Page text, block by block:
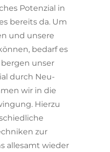
Potenzial in
bereits da. Um
und unsere
bedarf es
unser
durch Neu-
wir in die
Hierzu
zur
allesamt wieder